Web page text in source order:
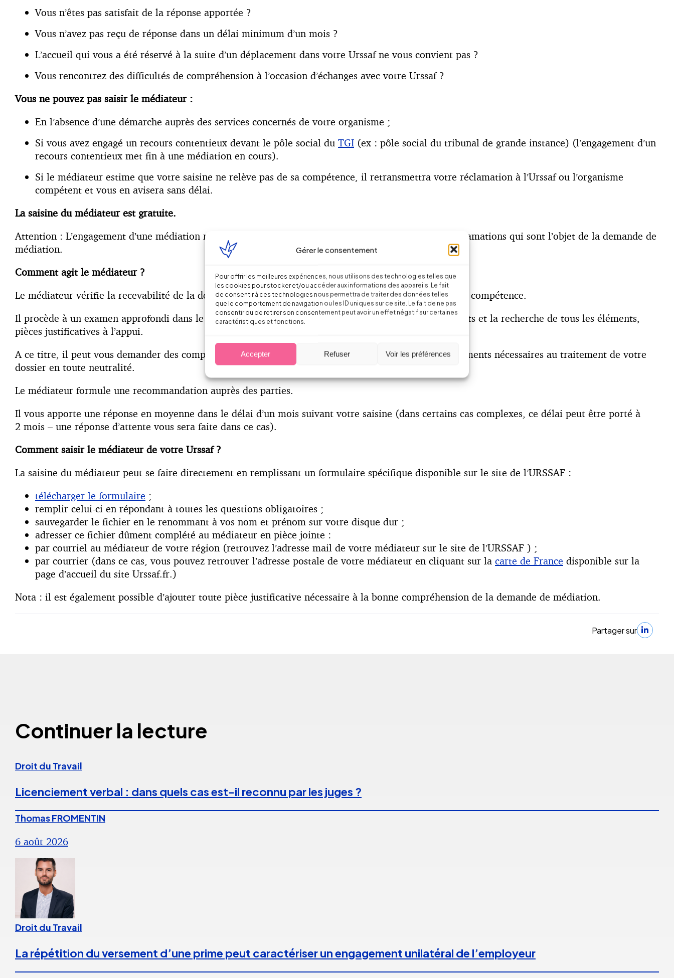
Gérer le consentement
Pour offrir les meilleures expériences, nous utilisons des technologies telles que
les cookies pour stocker et/ou accéder aux informations des appareils. Le fait
de consentir à ces technologies nous permettra de traiter des données telles
que le comportement de navigation ou les ID uniques sur ce site. Le fait de ne pas
consentir ou de retirer son consentement peut avoir un effet négatif sur certaines
caractéristiques et fonctions.
Accepter Refuser Voir les préférences
Vous n’êtes pas satisfait de la réponse apportée ?
Vous n’avez pas reçu de réponse dans un délai minimum d’un mois ?
L’accueil qui vous a été réservé à la suite d’un déplacement dans votre Urssaf ne vous convient pas ?
Vous rencontrez des difficultés de compréhension à l’occasion d’échanges avec votre Urssaf ?
Vous ne pouvez pas saisir le médiateur :
En l’absence d’une démarche auprès des services concernés de votre organisme ;
Si vous avez engagé un recours contentieux devant le pôle social du TGI (ex : pôle social du tribunal de grande instance) (l’engagement d’un
recours contentieux met fin à une médiation en cours).
Si le médiateur estime que votre saisine ne relève pas de sa compétence, il retransmettra votre réclamation à l’Urssaf ou l’organisme
compétent et vous en avisera sans délai.
La saisine du médiateur est gratuite.
Attention : L’engagement d’une médiation recevable suspend les délais de recours prévus pour les réclamations qui sont l’objet de la demande de
médiation.
Comment agit le médiateur ?
Le médiateur vérifie la recevabilité de la demande de médiation en s’assurant qu’elle relève bien de sa compétence.
Il procède à un examen approfondi dans le respect du principe contradictoire après vérification des faits et la recherche de tous les éléments,
pièces justificatives à l’appui.
A ce titre, il peut vous demander des compléments d’information, ceci afin de disposer de tous les éléments nécessaires au traitement de votre
dossier en toute neutralité.
Le médiateur formule une recommandation auprès des parties.
Il vous apporte une réponse en moyenne dans le délai d’un mois suivant votre saisine (dans certains cas complexes, ce délai peut être porté à
2 mois – une réponse d’attente vous sera faite dans ce cas).
Comment saisir le médiateur de votre Urssaf ?
La saisine du médiateur peut se faire directement en remplissant un formulaire spécifique disponible sur le site de l’URSSAF :
télécharger le formulaire ;
remplir celui-ci en répondant à toutes les questions obligatoires ;
sauvegarder le fichier en le renommant à vos nom et prénom sur votre disque dur ;
adresser ce fichier dûment complété au médiateur en pièce jointe :
par courriel au médiateur de votre région (retrouvez l’adresse mail de votre médiateur sur le site de l’URSSAF ) ;
par courrier (dans ce cas, vous pouvez retrouver l’adresse postale de votre médiateur en cliquant sur la carte de France disponible sur la
page d’accueil du site Urssaf.fr.)
Nota : il est également possible d’ajouter toute pièce justificative nécessaire à la bonne compréhension de la demande de médiation.
Partager sur
Continuer la lecture
Droit du Travail
Licenciement verbal : dans quels cas est-il reconnu par les juges ?
Thomas FROMENTIN
6 août 2026
Droit du Travail
La répétition du versement d’une prime peut caractériser un engagement unilatéral de l’employeur